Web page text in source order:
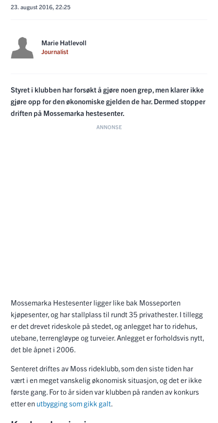
23. august 2016, 22:25
Marie Hatlevoll
Journalist
Styret i klubben har forsøkt å gjøre noen grep, men klarer ikke
gjøre opp for den økonomiske gjelden de har. Dermed stopper
driften på Mossemarka hestesenter.
Mossemarka Hestesenter ligger like bak Mosseporten
kjøpesenter, og har stallplass til rundt 35 privathester. I tillegg
er det drevet rideskole på stedet, og anlegget har to ridehus,
utebane, terrengløype og turveier. Anlegget er forholdsvis nytt,
det ble åpnet i 2006.
Senteret driftes av Moss rideklubb, som den siste tiden har
vært i en meget vanskelig økonomisk situasjon, og det er ikke
første gang. For to år siden var klubben på randen av konkurs
etter en utbygging som gikk galt.